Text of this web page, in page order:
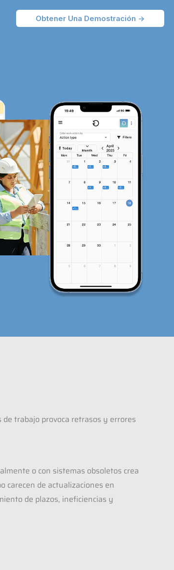
Obtener Una Demostración ->
trabajo provoca retrasos y errores
o con sistemas obsoletos crea
carecen de actualizaciones en
de plazos, ineficiencias y